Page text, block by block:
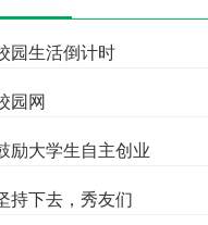
园生活倒计时
园网
励大学生自主创业
持下去，秀友们